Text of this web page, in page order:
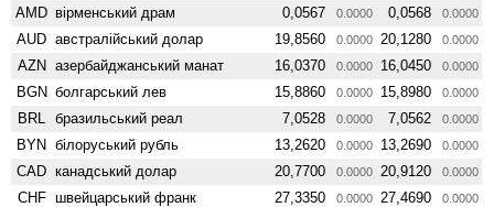
AMD вiрменський драм 0,0567 0.0000 0,0568 0.0000
AUD австралійський долар 19,8560 0.0000 20,1280 0.0000
AZN азербайджанський манат 16,0370 0.0000 16,0450 0.0000
BGN болгарський лев 15,8860 0.0000 15,8980 0.0000
BRL бразильський реал 7,0528 0.0000 7,0562 0.0000
BYN білоруський рубль 13,2620 0.0000 13,2690 0.0000
CAD канадський долар 20,7700 0.0000 20,9120 0.0000
CHF швейцарський франк 27,3350 0.0000 27,4690 0.0000